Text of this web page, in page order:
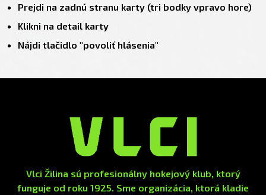
Prejdi na zadnú stranu karty (tri bodky vpravo hore)
Klikni na detail karty
Nájdi tlačidlo "povoliť hlásenia"
Vlci Žilina sú profesionálny hokejový klub, ktorý
funguje od roku 1925. Sme organizácia, ktorá kladie